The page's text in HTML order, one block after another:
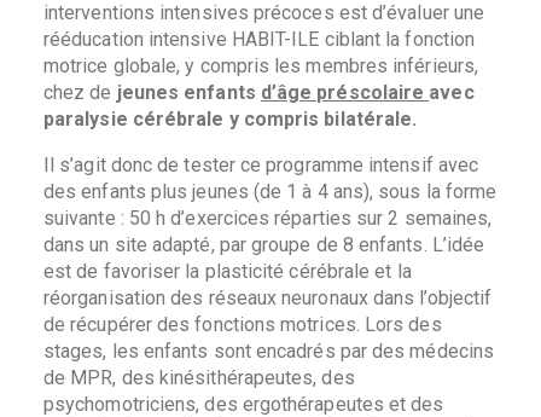
interventions intensives précoces est d’évaluer une
rééducation intensive HABIT-ILE ciblant la fonction
motrice globale, y compris les membres inférieurs,
chez de jeunes enfants d’âge préscolaire avec
paralysie cérébrale y compris bilatérale.
Il s’agit donc de tester ce programme intensif avec
des enfants plus jeunes (de 1 à 4 ans), sous la forme
suivante : 50 h d’exercices réparties sur 2 semaines,
dans un site adapté, par groupe de 8 enfants. L’idée
est de favoriser la plasticité cérébrale et la
réorganisation des réseaux neuronaux dans l’objectif
de récupérer des fonctions motrices. Lors des
stages, les enfants sont encadrés par des médecins
de MPR, des kinésithérapeutes, des
psychomotriciens, des ergothérapeutes et des